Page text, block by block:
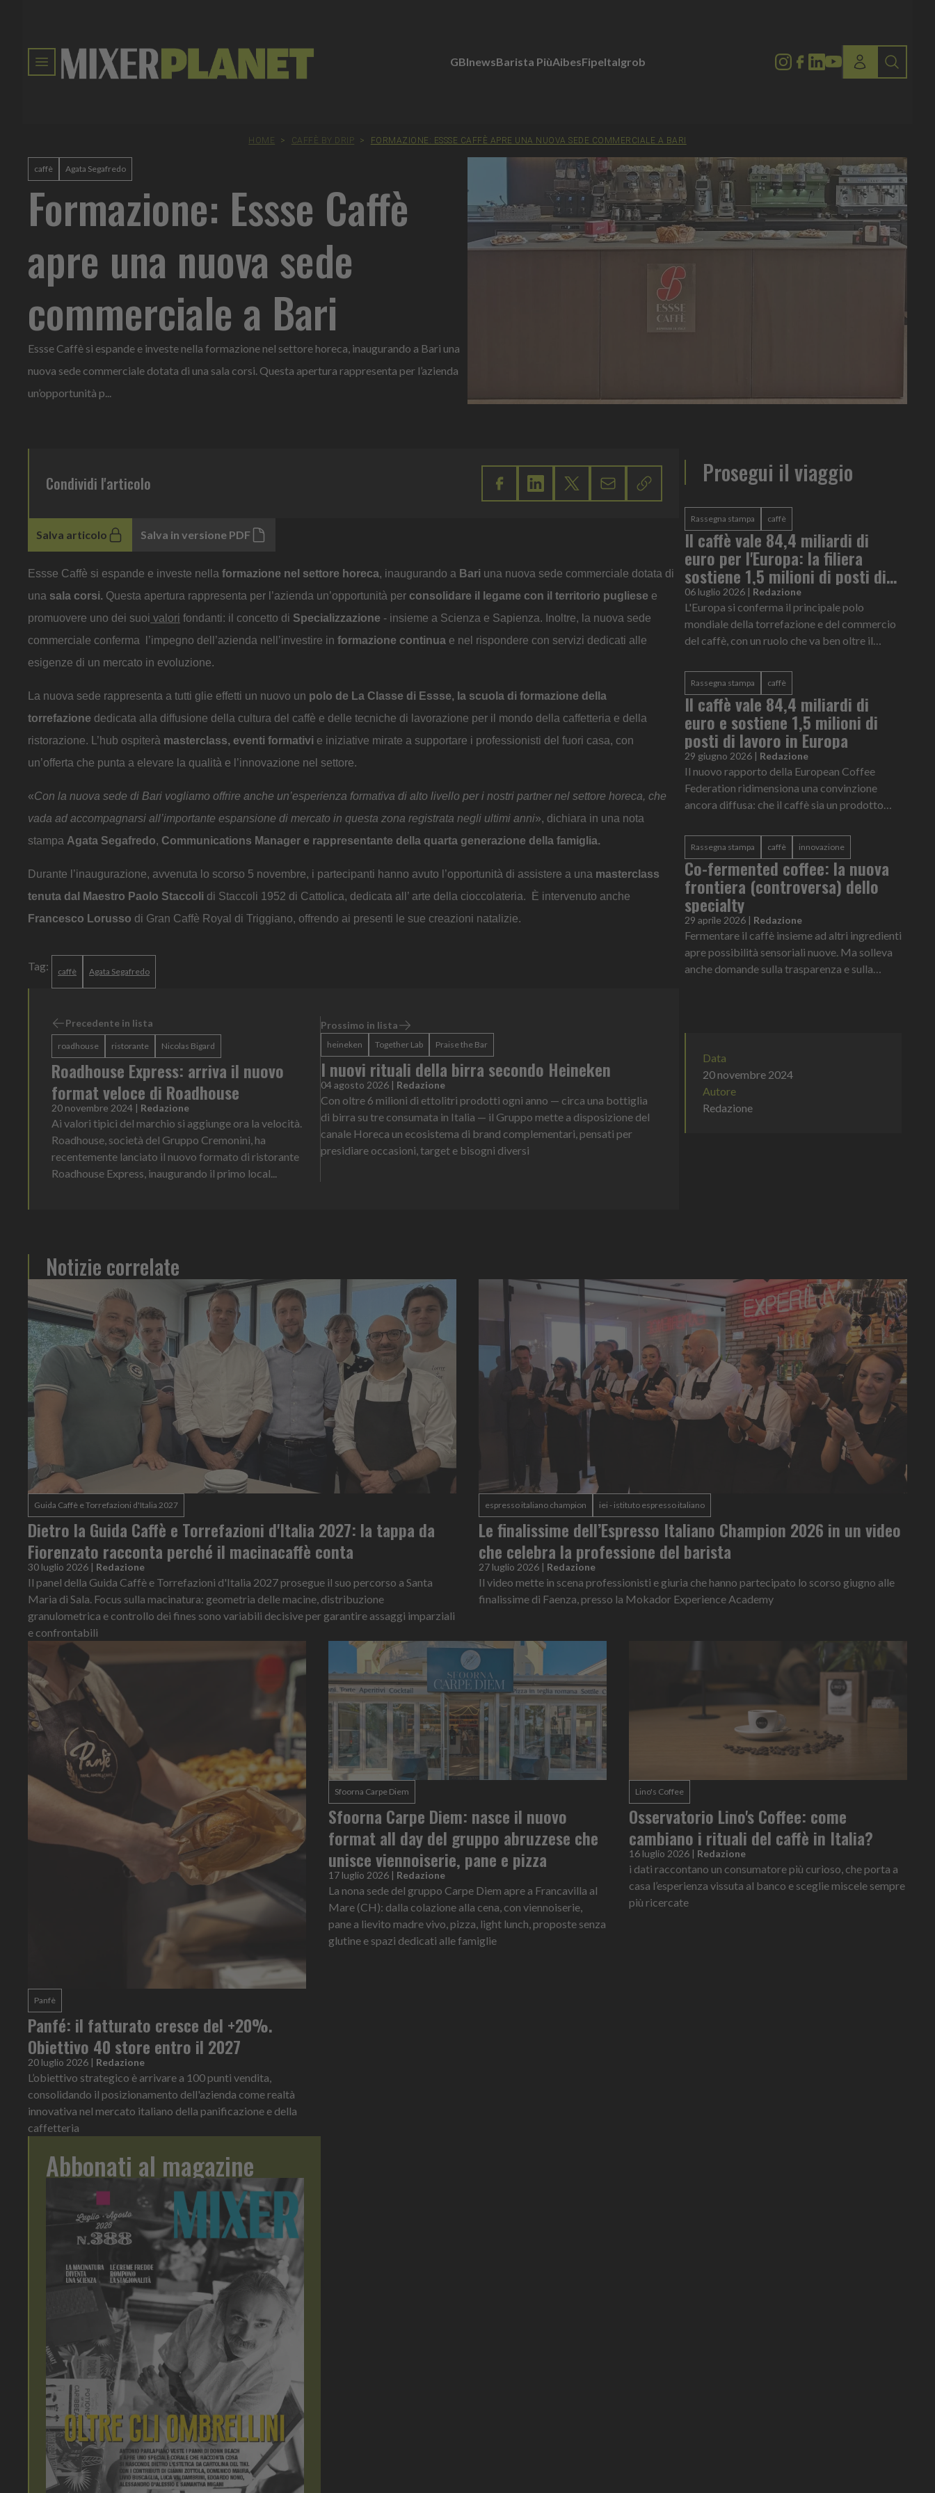
GBInewsBarista PiùAibesFipeItalgrob
HOME > CAFFÈ BY DRIP > FORMAZIONE: ESSSE CAFFÈ APRE UNA NUOVA SEDE COMMERCIALE A BARI
caffè Agata Segafredo
Formazione: Essse Caffè
apre una nuova sede
commerciale a Bari
Essse Caffè si espande e investe nella formazione nel settore horeca, inaugurando a Bari una
nuova sede commerciale dotata di una sala corsi. Questa apertura rappresenta per l’azienda
un’opportunità p...
Condividi l'articolo
Salva articolo Salva in versione PDF
Essse Caffè si espande e investe nella formazione nel settore horeca, inaugurando a Bari una nuova sede commerciale dotata di
una sala corsi. Questa apertura rappresenta per l’azienda un’opportunità per consolidare il legame con il territorio pugliese e
promuovere uno dei suoi valori fondanti: il concetto di Specializzazione - insieme a Scienza e Sapienza. Inoltre, la nuova sede
commerciale conferma l’impegno dell’azienda nell’investire in formazione continua e nel rispondere con servizi dedicati alle
esigenze di un mercato in evoluzione.
La nuova sede rappresenta a tutti glie effetti un nuovo un polo de La Classe di Essse, la scuola di formazione della
torrefazione dedicata alla diffusione della cultura del caffè e delle tecniche di lavorazione per il mondo della caffetteria e della
ristorazione. L’hub ospiterà masterclass, eventi formativi e iniziative mirate a supportare i professionisti del fuori casa, con
un’offerta che punta a elevare la qualità e l’innovazione nel settore.
«Con la nuova sede di Bari vogliamo offrire anche un’esperienza formativa di alto livello per i nostri partner nel settore horeca, che
vada ad accompagnarsi all’importante espansione di mercato in questa zona registrata negli ultimi anni», dichiara in una nota
stampa Agata Segafredo, Communications Manager e rappresentante della quarta generazione della famiglia.
Durante l’inaugurazione, avvenuta lo scorso 5 novembre, i partecipanti hanno avuto l’opportunità di assistere a una masterclass
tenuta dal
Maestro Paolo Staccoli di Staccoli 1952 di Cattolica, dedicata all’ arte della cioccolateria. È intervenuto anche
Francesco Lorusso di Gran Caffè Royal di Triggiano, offrendo ai presenti le sue creazioni natalizie.
Tag: caffè Agata Segafredo
Precedente in lista
roadhouse ristorante Nicolas Bigard
Roadhouse Express: arriva il nuovo
format veloce di Roadhouse
20 novembre 2024 | Redazione
Ai valori tipici del marchio si aggiunge ora la velocità.
Roadhouse, società del Gruppo Cremonini, ha
recentemente lanciato il nuovo formato di ristorante
Roadhouse Express, inaugurando il primo local...
Prossimo in lista
heineken Together Lab Praise the Bar
I nuovi rituali della birra secondo Heineken
04 agosto 2026 | Redazione
Con oltre 6 milioni di ettolitri prodotti ogni anno — circa una bottiglia
di birra su tre consumata in Italia — il Gruppo mette a disposizione del
canale Horeca un ecosistema di brand complementari, pensati per
presidiare occasioni, target e bisogni diversi
Prosegui il viaggio
Rassegna stampa caffè
Il caffè vale 84,4 miliardi di
euro per l'Europa: la filiera
sostiene 1,5 milioni di posti di
lavoro
06 luglio 2026 | Redazione
L'Europa si conferma il principale polo
mondiale della torrefazione e del commercio
del caffè, con un ruolo che va ben oltre il
Rassegna stampa caffè
Il caffè vale 84,4 miliardi di
euro e sostiene 1,5 milioni di
posti di lavoro in Europa
29 giugno 2026 | Redazione
Il nuovo rapporto della European Coffee
Federation ridimensiona una convinzione
ancora diffusa: che il caffè sia un prodotto
Rassegna stampa caffè innovazione
Co-fermented coffee: la nuova
frontiera (controversa) dello
specialty
29 aprile 2026 | Redazione
Fermentare il caffè insieme ad altri ingredienti
apre possibilità sensoriali nuove. Ma solleva
anche domande sulla trasparenza e sulla
Data
20 novembre 2024
Autore
Redazione
Notizie correlate
Guida Caffè e Torrefazioni d'Italia 2027
Dietro la Guida Caffè e Torrefazioni d'Italia 2027: la tappa da
Fiorenzato racconta perché il macinacaffè conta
30 luglio 2026 | Redazione
Il panel della Guida Caffè e Torrefazioni d'Italia 2027 prosegue il suo percorso a Santa
Maria di Sala. Focus sulla macinatura: geometria delle macine, distribuzione
granulometrica e controllo dei fines sono variabili decisive per garantire assaggi imparziali
e confrontabili
espresso italiano champion iei - istituto espresso italiano
Le finalissime dell’Espresso Italiano Champion 2026 in un video
che celebra la professione del barista
27 luglio 2026 | Redazione
Il video mette in scena professionisti e giuria che hanno partecipato lo scorso giugno alle
finalissime di Faenza, presso la Mokador Experience Academy
Panfè
Panfé: il fatturato cresce del +20%.
Obiettivo 40 store entro il 2027
20 luglio 2026 | Redazione
L’obiettivo strategico è arrivare a 100 punti vendita,
consolidando il posizionamento dell'azienda come realtà
innovativa nel mercato italiano della panificazione e della
caffetteria
Sfoorna Carpe Diem
Sfoorna Carpe Diem: nasce il nuovo
format all day del gruppo abruzzese che
unisce viennoiserie, pane e pizza
17 luglio 2026 | Redazione
La nona sede del gruppo Carpe Diem apre a Francavilla al
Mare (CH): dalla colazione alla cena, con viennoiserie,
pane a lievito madre vivo, pizza, light lunch, proposte senza
glutine e spazi dedicati alle famiglie
Lino's Coffee
Osservatorio Lino's Coffee: come
cambiano i rituali del caffè in Italia?
16 luglio 2026 | Redazione
i dati raccontano un consumatore più curioso, che porta a
casa l’esperienza vissuta al banco e sceglie miscele sempre
più ricercate
Abbonati al magazine